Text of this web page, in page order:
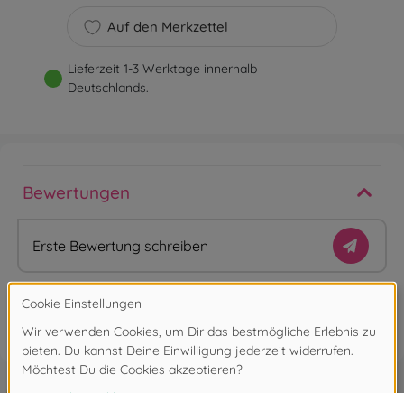
Auf den Merkzettel
Lieferzeit 1-3 Werktage innerhalb
Deutschlands.
Bewertungen
Erste Bewertung schreiben
FAQ